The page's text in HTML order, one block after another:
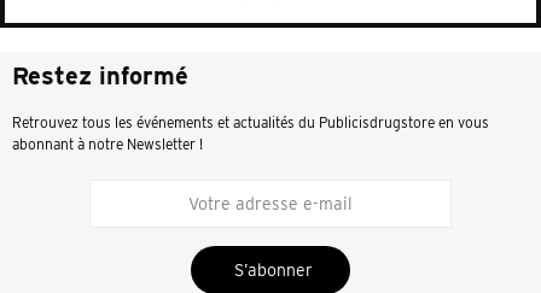
Restez informé
Retrouvez tous les événements et actualités du Publicisdrugstore en vous
abonnant à notre Newsletter !
S’abonner